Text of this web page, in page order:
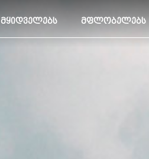
ᲛᲧᲘᲓᲕᲔᲚᲔᲑᲡ ᲛᲤᲚᲝᲑᲔᲚᲔᲑᲡ